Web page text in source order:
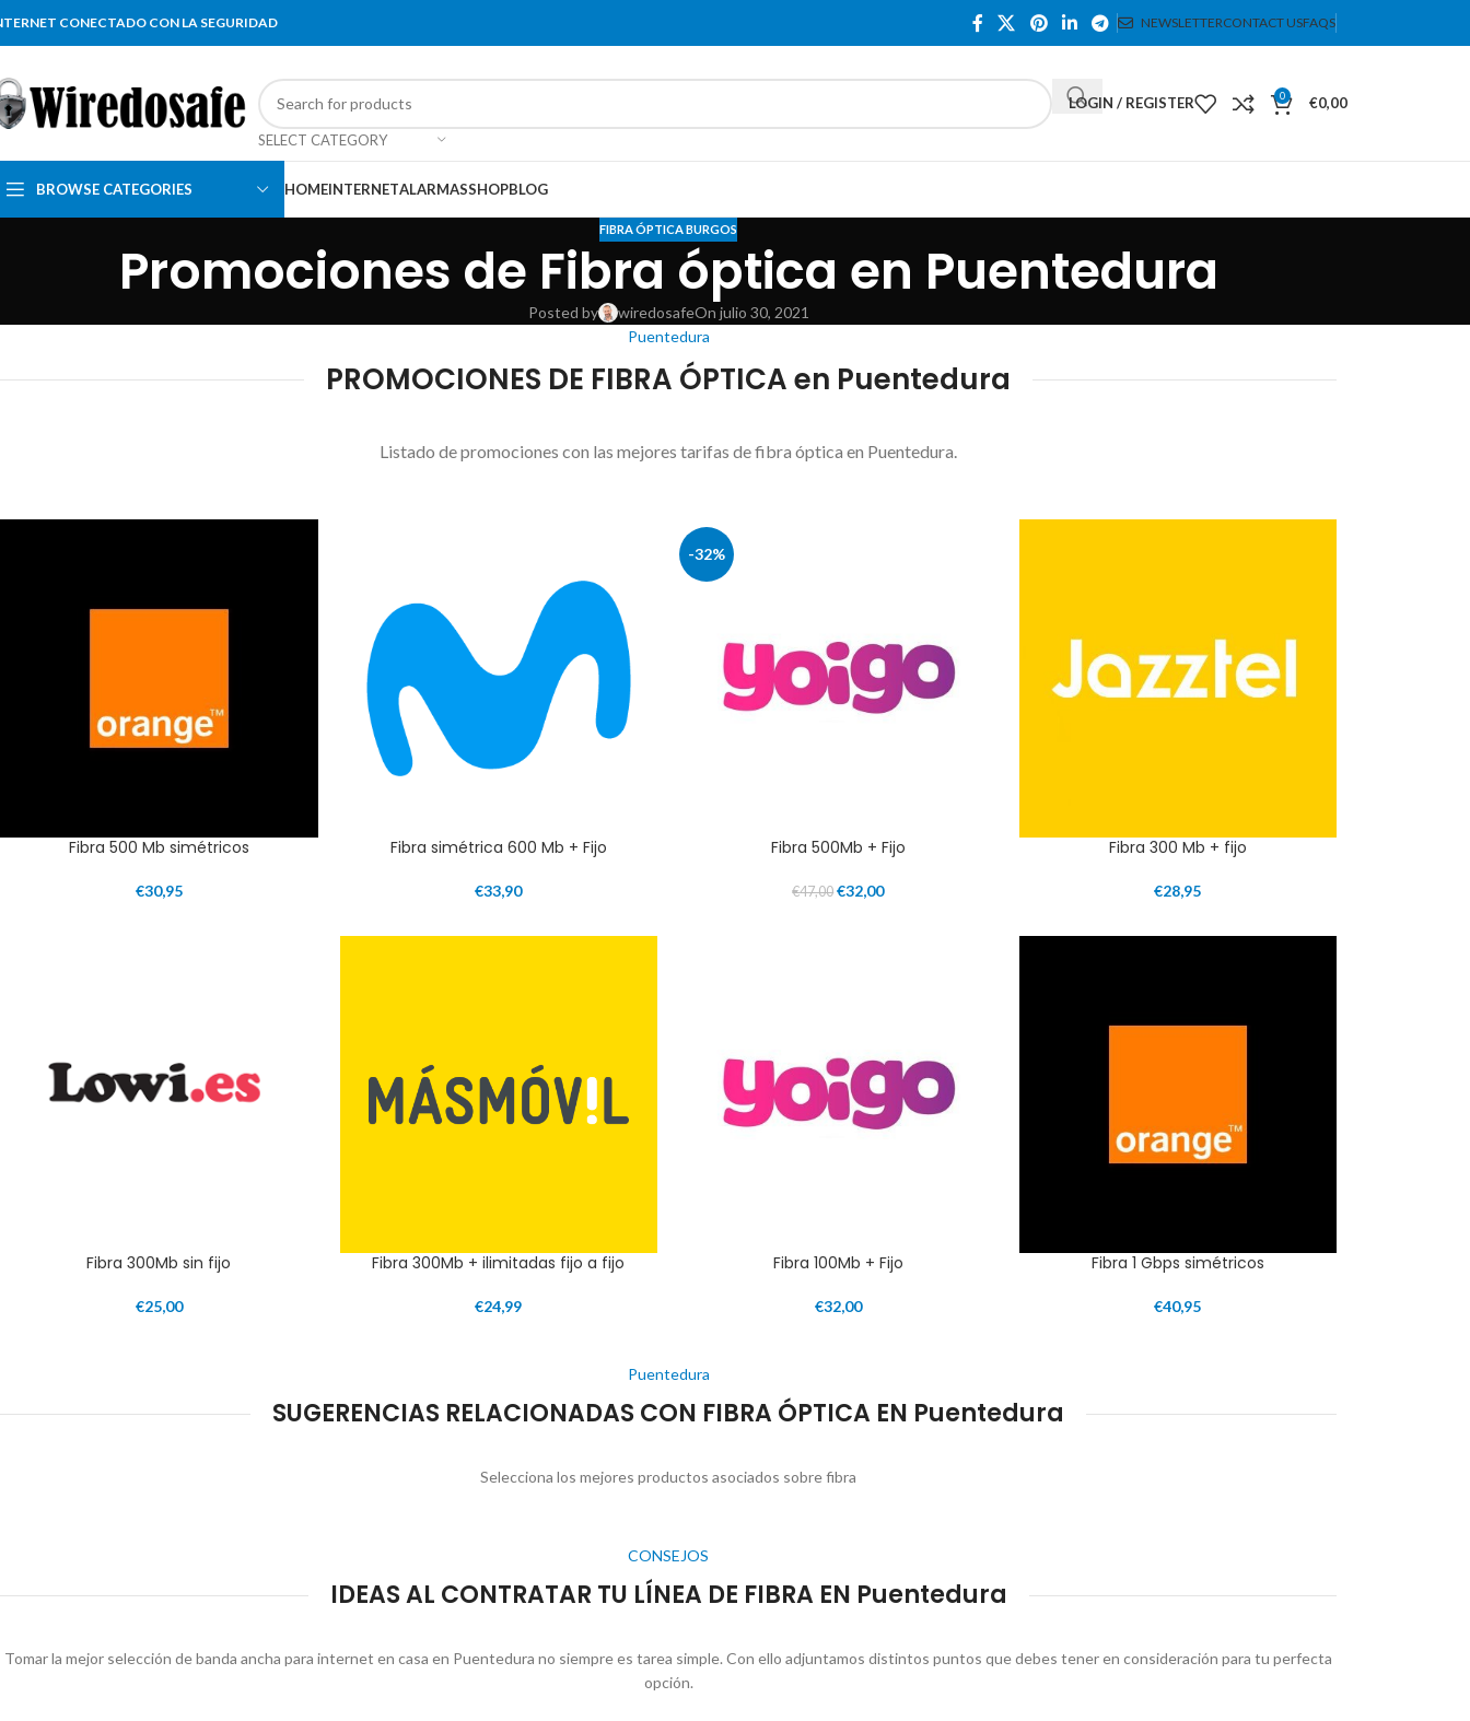
CONECTADO CON LA SEGURIDAD NEWSLETTERCONTACT USFAQS
SELECT CATEGORY
LOGIN / REGISTER 0 €0,00
BROWSE CATEGORIES HOMEINTERNETALARMASSHOPBLOG
FIBRA ÓPTICA BURGOS
Promociones de Fibra óptica en Puentedura
Posted by wiredosafeOn julio 30, 2021
Puentedura
PROMOCIONES DE FIBRA ÓPTICA en Puentedura
Listado de promociones con las mejores tarifas de fibra óptica en Puentedura.
Fibra 500 Mb simétricos
€30,95
Fibra simétrica 600 Mb + Fijo
€33,90
-32%
Fibra 500Mb + Fijo
€47,00 €32,00
Fibra 300 Mb + fijo
€28,95
Fibra 300Mb sin fijo
€25,00
Fibra 300Mb + ilimitadas fijo a fijo
€24,99
Fibra 100Mb + Fijo
€32,00
Fibra 1 Gbps simétricos
€40,95
Puentedura
SUGERENCIAS RELACIONADAS CON FIBRA ÓPTICA EN Puentedura
Selecciona los mejores productos asociados sobre fibra
CONSEJOS
IDEAS AL CONTRATAR TU LÍNEA DE FIBRA EN Puentedura
Tomar la mejor selección de banda ancha para internet en casa en Puentedura no siempre es tarea simple. Con ello adjuntamos distintos puntos que debes tener en consideración para tu perfecta
opción.